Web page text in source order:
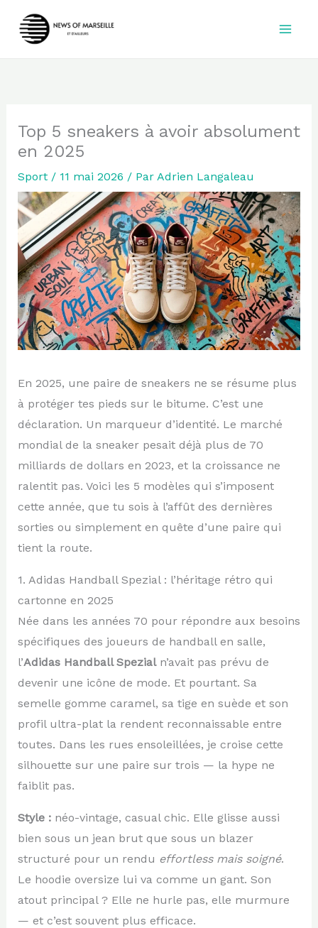
Top 5 sneakers à avoir absolument
en 2025
Sport/ 11 mai 2026 / Par Adrien Langaleau
En 2025, une paire de sneakers ne se résume plus
à protéger tes pieds sur le bitume. C’est une
déclaration. Un marqueur d’identité. Le marché
mondial de la sneaker pesait déjà plus de 70
milliards de dollars en 2023, et la croissance ne
ralentit pas. Voici les 5 modèles qui s’imposent
cette année, que tu sois à l’affût des dernières
sorties ou simplement en quête d’une paire qui
tient la route.
1. Adidas Handball Spezial : l’héritage rétro qui
cartonne en 2025
Née dans les années 70 pour répondre aux besoins
spécifiques des joueurs de handball en salle,
l’Adidas Handball Spezialn’avait pas prévu de
devenir une icône de mode. Et pourtant. Sa
semelle gomme caramel, sa tige en suède et son
profil ultra-plat la rendent reconnaissable entre
toutes. Dans les rues ensoleillées, je croise cette
silhouette sur une paire sur trois — la hype ne
faiblit pas.
Style :néo-vintage, casual chic. Elle glisse aussi
bien sous un jean brut que sous un blazer
structuré pour un rendu effortless mais soigné.
Le hoodie oversize lui va comme un gant. Son
atout principal ? Elle ne hurle pas, elle murmure
— et c’est souvent plus efficace.